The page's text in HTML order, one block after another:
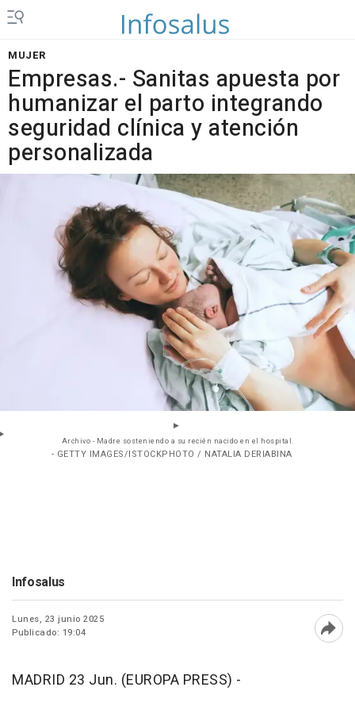
MUJER
Empresas.- Sanitas apuesta por
humanizar el parto integrando
seguridad clínica y atención
personalizada
Archivo - Madre sosteniendo a su recién nacido en el hospital.
- GETTY IMAGES/ISTOCKPHOTO / NATALIA DERIABINA
Infosalus
Lunes, 23 junio 2025
Publicado: 19:04
MADRID 23 Jun. (EUROPA PRESS) -